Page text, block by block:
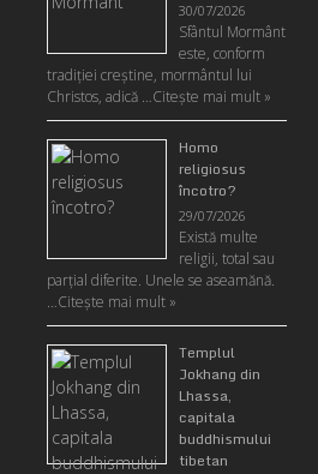
30/07/2026
Sfântul Mormânt
este, conform
tradiţiei creştine, mormântul lui
Christos, adică …Citeşte mai mult »
Homo
religiosus
încotro?
29/07/2026
Există multe
religii, total sau
parţial diferite. Unele se aseamănă.
…Citeşte mai mult »
Templul
Jokhang din
Lhassa,
capitala
buddhismului
tibetan